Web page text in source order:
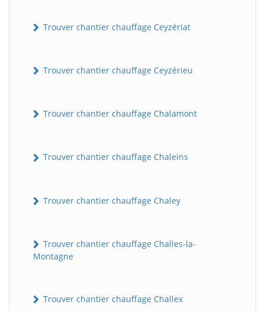
Trouver chantier chauffage Ceyzériat
Trouver chantier chauffage Ceyzérieu
Trouver chantier chauffage Chalamont
Trouver chantier chauffage Chaleins
Trouver chantier chauffage Chaley
Trouver chantier chauffage Challes-la-
Montagne
Trouver chantier chauffage Challex